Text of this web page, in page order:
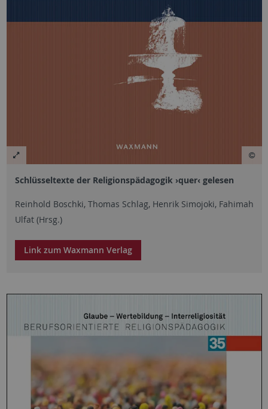
Schlüsseltexte der Religionspädagogik ›quer‹ gelesen
Reinhold Boschki, Thomas Schlag, Henrik Simojoki, Fahimah
Ulfat (Hrsg.)
Link zum Waxmann Verlag